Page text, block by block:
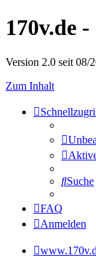
170v.de
Version 2.0 seit 08/
Zum Inhalt
Suche
FAQ
Anmelden